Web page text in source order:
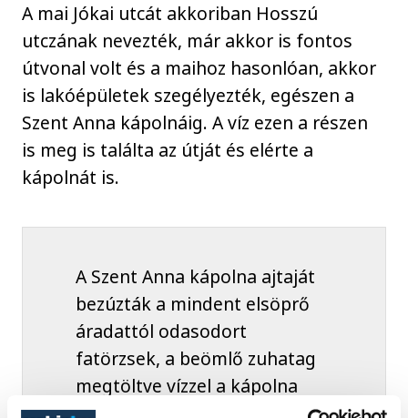
A mai Jókai utcát akkoriban Hosszú
utczának nevezték, már akkor is fontos
útvonal volt és a maihoz hasonlóan, akkor
is lakóépületek szegélyezték, egészen a
Szent Anna kápolnáig. A víz ezen a részen
is meg is találta az útját és elérte a
kápolnát is.
A Szent Anna kápolna ajtaját
bezúzták a mindent elsöprő
áradattól odasodort
fatörzsek, a beömlő zuhatag
megtöltve vízzel a kápolna
kriptáját. A kriptát záró